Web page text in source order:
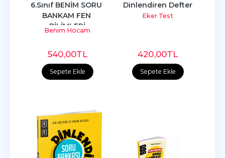
Sepete Ekle
6.Sınıf BENİM SORU
BANKAM FEN
BİLİMLERİ
Benim Hocam
540,00TL
Sepete Ekle
Dinlendiren Defter
Eker Test
420,00TL